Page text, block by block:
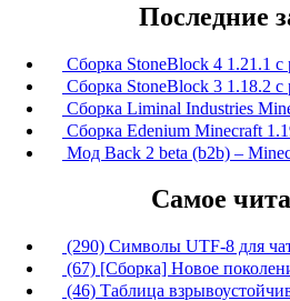
Последние
Сборка StoneBlock 4 1.21.1 с
Сборка StoneBlock 3 1.18.2 с
Сборка Liminal Industries
Сборка Edenium Minecraft
Мод Back 2 beta (b2b) –
Самое
(290) Символы UTF-8 для
(67) [Сборка] Новое
(46) Таблица